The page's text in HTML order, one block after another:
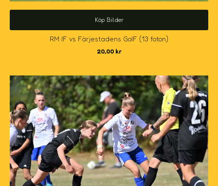
Köp Bilder
RM IF vs Färjestadens GoIF (13 foton)
20,00 kr